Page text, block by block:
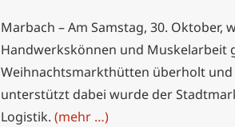
Marbach – Am Samstag, 30.
Handwerkskönnen und Muskelarbeit
Weihnachtsmarkthütten überholt
unterstützt dabei wurde der
Logistik. (mehr …)